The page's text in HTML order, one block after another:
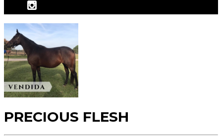
PRECIOUS FLESH